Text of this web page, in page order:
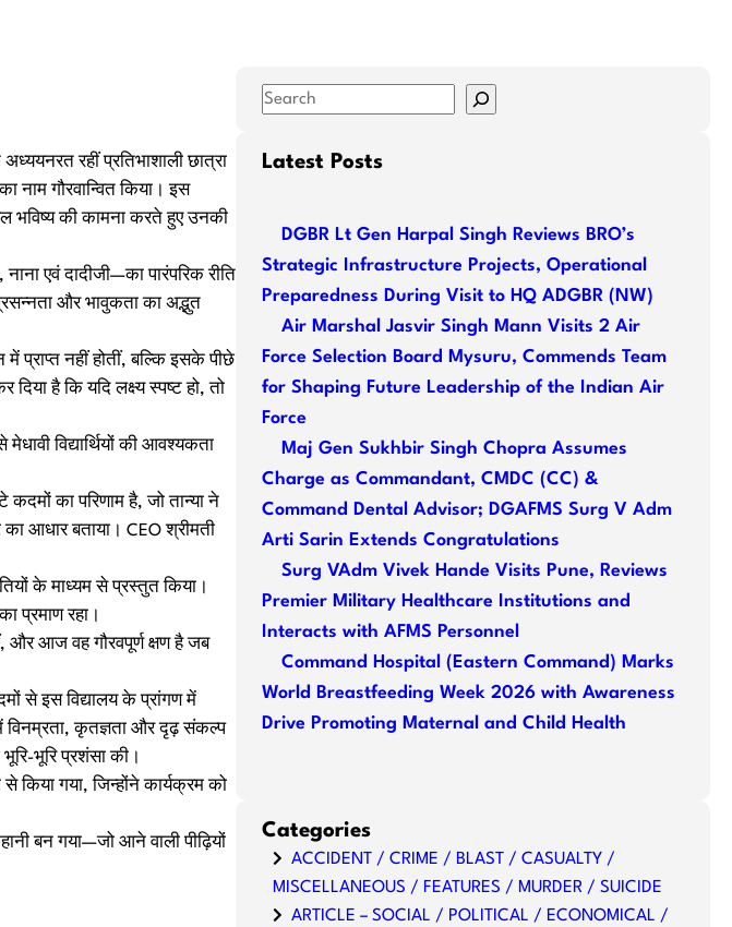
रहीं प्रतिभाशाली छात्रा
नाम गौरवान्वित किया। इस
भविष्य की कामना करते हुए उनकी
एवं दादीजी—का पारंपरिक रीति
और भावुकता का अद्भुत
प्राप्त नहीं होतीं, बल्कि इसके पीछे
है कि यदि लक्ष्य स्पष्ट हो, तो
विद्यार्थियों की आवश्यकता
का परिणाम है, जो तान्या ने
का आधार बताया। CEO श्रीमती
के माध्यम से प्रस्तुत किया।
प्रमाण रहा।
और आज वह गौरवपूर्ण क्षण है जब
से इस विद्यालय के प्रांगण में
विनम्रता, कृतज्ञता और दृढ़ संकल्प
भूरि प्रशंसा की।
किया गया, जिन्होंने कार्यक्रम को
बन गया—जो आने वाली पीढ़ियों
S
aLatest Posts
DGBR Lt Gen Harpal Singh Reviews BRO’s
Strategic Infrastructure Projects, Operational
Preparedness During Visit to HQ ADGBR (NW)
Air Marshal Jasvir Singh Mann Visits 2 Air
Force Selection Board Mysuru, Commends Team
for Shaping Future Leadership of the Indian Air
Force
Maj Gen Sukhbir Singh Chopra Assumes
Charge as Commandant, CMDC (CC) &
Command Dental Advisor; DGAFMS Surg V Adm
Arti Sarin Extends Congratulations
Surg VAdm Vivek Hande Visits Pune, Reviews
Premier Military Healthcare Institutions and
Interacts with AFMS Personnel
Command Hospital (Eastern Command) Marks
World Breastfeeding Week 2026 with Awareness
Drive Promoting Maternal and Child Health
Categories
ACCIDENT / CRIME / BLAST / CASUALTY /
MISCELLANEOUS / FEATURES / MURDER / SUICIDE
ARTICLE – SOCIAL / POLITICAL / ECONOMICAL /